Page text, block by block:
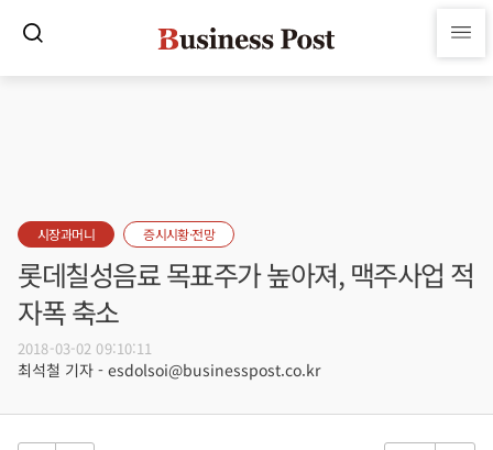
시장과머니 증시시황·전망
롯데칠성음료 목표주가 높아져, 맥주사업 적
자폭 축소
2018-03-02 09:10:11
최석철 기자 - esdolsoi@businesspost.co.kr